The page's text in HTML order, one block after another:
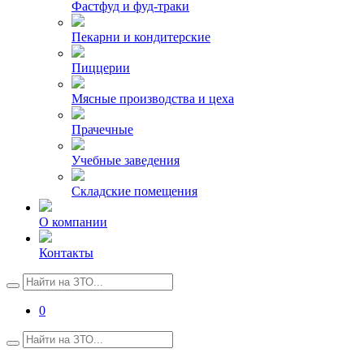
Фастфуд и фуд-траки
Пекарни и кондитерские
Пиццерии
Мясные производства и цеха
Прачечные
Учебные заведения
Складские помещения
О компании
Контакты
0